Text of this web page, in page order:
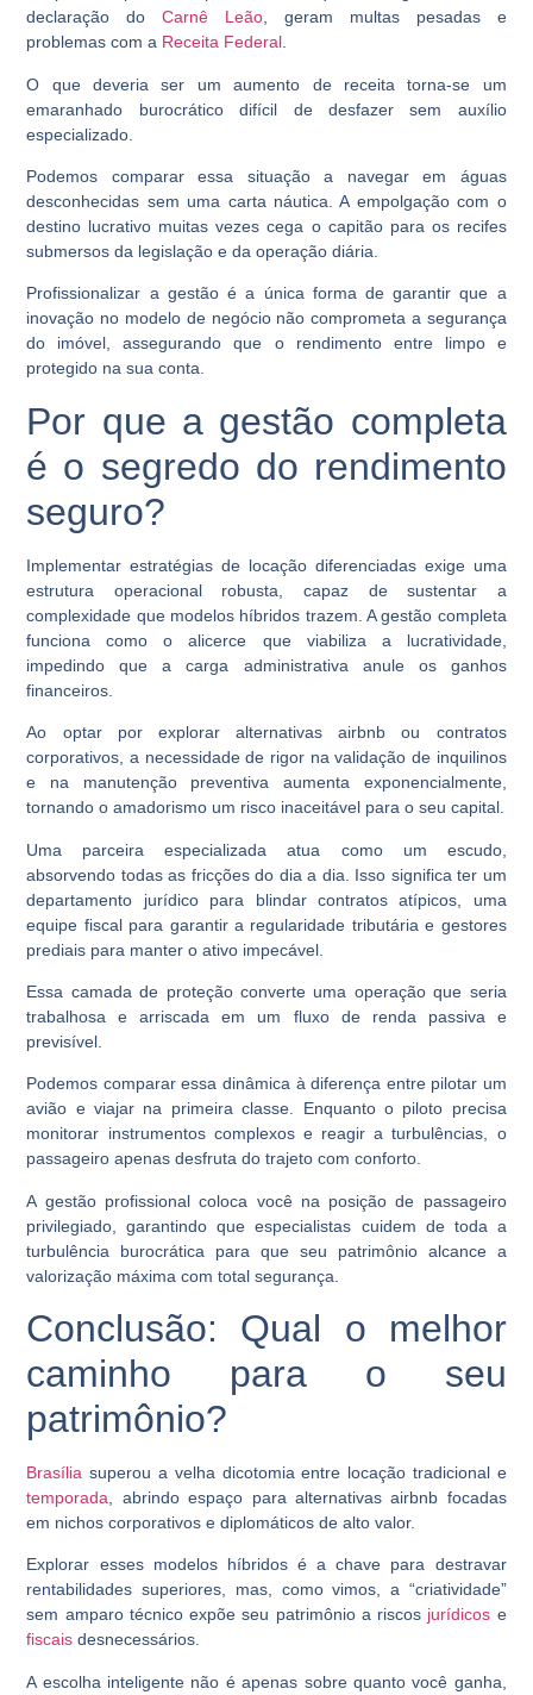
declaração doCarnê Leão , geram multas pesadas e
problemas com a Receita Federal
O que deveria ser um aumento de receita torna-se um
emaranhado burocrático difícil de desfazer sem auxílio
especializado.
Podemos comparar essa situação a navegar em águas
desconhecidas sem uma carta náutica. A empolgação com o
destino lucrativo muitas vezes cega o capitão para os recifes
submersos da legislação e da operação diária.
Profissionalizar a gestão é a única forma de garantir que a
inovação no modelo de negócio não comprometa a segurança
do imóvel, assegurando que o rendimento entre limpo e
protegido na sua conta.
Por que a gestão completa
é o segredo do rendimento
seguro?
Implementar estratégias de locação diferenciadas exige uma
estrutura operacional robusta, capaz de sustentar a
complexidade que modelos híbridos trazem. A gestão completa
funciona como o alicerce que viabiliza a lucratividade,
impedindo que a carga administrativa anule os ganhos
financeiros.
Ao optar por explorar alternativas airbnb ou contratos
corporativos, a necessidade de rigor na validação de inquilinos
e na manutenção preventiva aumenta exponencialmente,
tornando o amadorismo um risco inaceitável para o seu capital.
Uma parceira especializada atua como um escudo,
absorvendo todas as fricções do dia a dia. Isso significa ter um
departamento jurídico para blindar contratos atípicos, uma
equipe fiscal para garantir a regularidade tributária e gestores
prediais para manter o ativo impecável.
Essa camada de proteção converte uma operação que seria
trabalhosa e arriscada em um fluxo de renda passiva e
previsível.
Podemos comparar essa dinâmica à diferença entre pilotar um
avião e viajar na primeira classe. Enquanto o piloto precisa
monitorar instrumentos complexos e reagir a turbulências, o
passageiro apenas desfruta do trajeto com conforto.
A gestão profissional coloca você na posição de passageiro
privilegiado, garantindo que especialistas cuidem de toda a
turbulência burocrática para que seu patrimônio alcance a
valorização máxima com total segurança.
Conclusão: Qual o melhor
caminho para o seu
patrimônio?
Brasília superou a velha dicotomia entre locação tradicional e
temporada , abrindo espaço para alternativas airbnb focadas
em nichos corporativos e diplomáticos de alto valor.
Explorar esses modelos híbridos é a chave para destravar
rentabilidades superiores, mas, como vimos, a “criatividade”
sem amparo técnico expõe seu patrimônio a riscos jurídicos e
fiscais desnecessários.
A escolha inteligente não é apenas sobre quanto você ganha,